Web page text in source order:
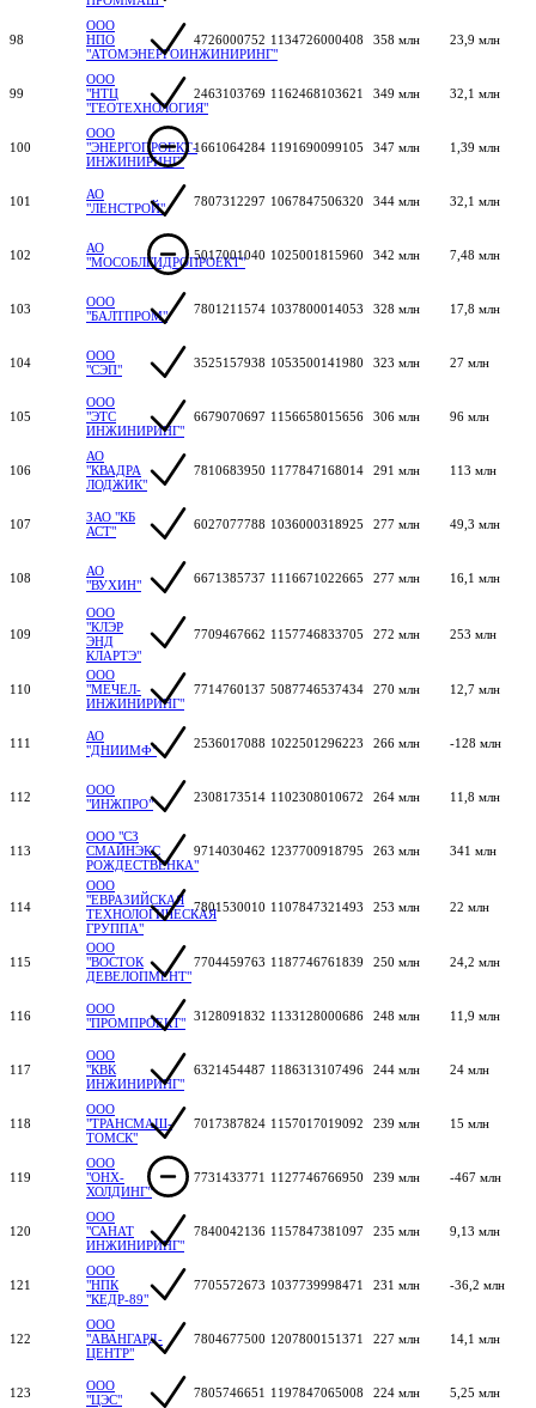
98
ООО
НПО
"АТОМЭНЕРГОИНЖИНИРИНГ"
4726000752 1134726000408 358 млн 23,9 млн
99
ООО
"НТЦ
"ГЕОТЕХНОЛОГИЯ"
2463103769 1162468103621 349 млн 32,1 млн
100
ООО
"ЭНЕРГОПРОЕКТ-
ИНЖИНИРИНГ"
1661064284 1191690099105 347 млн 1,39 млн
101
АО
"ЛЕНСТРОЙ"
7807312297 1067847506320 344 млн 32,1 млн
102
АО
"МОСОБЛГИДРОПРОЕКТ"
5017001040 1025001815960 342 млн 7,48 млн
103
ООО
"БАЛТПРОМ"
7801211574 1037800014053 328 млн 17,8 млн
104
ООО
"СЭП"
3525157938 1053500141980 323 млн 27 млн
105
ООО
"ЭТС
ИНЖИНИРИНГ"
6679070697 1156658015656 306 млн 96 млн
106
АО
"КВАДРА
ЛОДЖИК"
7810683950 1177847168014 291 млн 113 млн
107
ЗАО "КБ
АСТ"
6027077788 1036000318925 277 млн 49,3 млн
108
АО
"ВУХИН"
6671385737 1116671022665 277 млн 16,1 млн
109
ООО
"КЛЭР
ЭНД
КЛАРТЭ"
7709467662 1157746833705 272 млн 253 млн
110
ООО
"МЕЧЕЛ-
ИНЖИНИРИНГ"
7714760137 5087746537434 270 млн 12,7 млн
111
АО
"ДНИИМФ"
2536017088 1022501296223 266 млн -128 млн
112
ООО
"ИНЖПРО"
2308173514 1102308010672 264 млн 11,8 млн
113
ООО "СЗ
СМАЙНЭКС
РОЖДЕСТВЕНКА"
9714030462 1237700918795 263 млн 341 млн
114
ООО
"ЕВРАЗИЙСКАЯ
ТЕХНОЛОГИЧЕСКАЯ
ГРУППА"
7801530010 1107847321493 253 млн 22 млн
115
ООО
"ВОСТОК
ДЕВЕЛОПМЕНТ"
7704459763 1187746761839 250 млн 24,2 млн
116
ООО
"ПРОМПРОЕКТ" 3128091832 1133128000686 248 млн 11,9 млн
117
ООО
"КВК
ИНЖИНИРИНГ"
6321454487 1186313107496 244 млн 24 млн
118
ООО
"ТРАНСМАШ-
ТОМСК"
7017387824 1157017019092 239 млн 15 млн
119
ООО
"ОНХ-
ХОЛДИНГ"
7731433771 1127746766950 239 млн -467 млн
120
ООО
"САНАТ
ИНЖИНИРИНГ"
7840042136 1157847381097 235 млн 9,13 млн
121
ООО
"НПК
"КЕДР-89"
7705572673 1037739998471 231 млн -36,2 млн
122
ООО
"АВАНГАРД-
ЦЕНТР"
7804677500 1207800151371 227 млн 14,1 млн
123
ООО
"ЦЭС"
7805746651 1197847065008 224 млн 5,25 млн